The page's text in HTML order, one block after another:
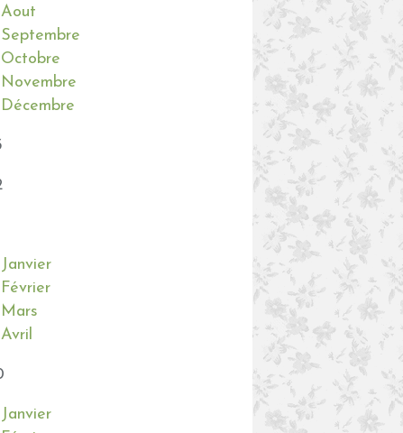
Aout
Septembre
Octobre
Novembre
Décembre
Janvier
Février
Mars
Avril
Janvier